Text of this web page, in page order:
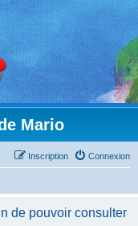
Mario
Connexion
Inscription
de pouvoir consulter